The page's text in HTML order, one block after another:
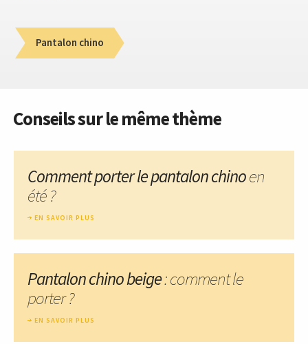
Pantalon chino
Conseils sur le même thème
Comment porter le pantalon chinoen
été ?
EN SAVOIR PLUS
Pantalon chino beige: comment le
porter ?
EN SAVOIR PLUS